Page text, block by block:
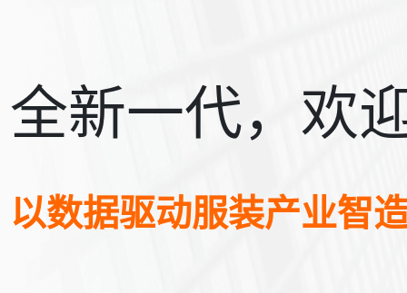
全新一代，欢
以数据驱动服装产业智